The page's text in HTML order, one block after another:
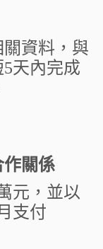
資料，與
天內完成
作關係
元，並以
支付